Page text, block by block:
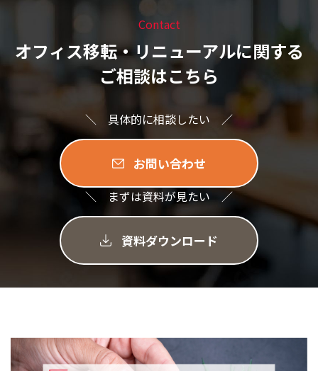
Contact
オフィス移転・リニューアルに関する
ご相談はこちら
＼ 具体的に相談したい ／
お問い合わせ
＼ まずは資料が見たい ／
資料ダウンロード